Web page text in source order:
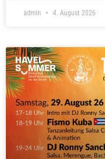
admin 4. August 2026